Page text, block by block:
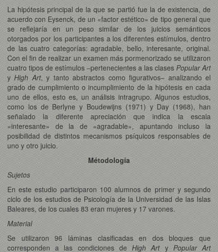
La hipótesis principal de la que se partió fue la de existencia, de
acuerdo con Eysenck, de un «factor estético» de tipo general que
se reflejaría en un peso similar de los juicios semánticos
otorgados por los participantes a los diferentes estímulos, dentro
de las cuatro categorías: agradable, bello, interesante, original.
Con el fin de realizar un examen más pormenorizado se utilizaron
cuatro tipos de estímulos –pertenecientes a las clases Popular Art
yHigh Art, y tanto abstractos como figurativos– analizando el
grado de cumplimiento o incumplimiento de la hipótesis en cada
uno de ellos, esto es, un análisis intragrupo. Algunos estudios,
como los de Berlyne y Boudewijns (1971) y Day (1968), han
señalado la diferente apreciación que indica la escala
«interesante» de la de «agradable», apuntando incluso la
posibilidad de distintos mecanismos psíquicos responsables de
uno y otro juicio.
Métodología
Sujetos
En este estudio participaron 100 alumnos de primer y segundo
ciclo de los estudios de Psicología de la Universidad de las Islas
Baleares, de los cuales 83 eran mujeres y 17 varones.
Material
Se utilizaron 96 láminas clasificadas en dos bloques que
corresponden a las condiciones deHigh Arty Popular Art